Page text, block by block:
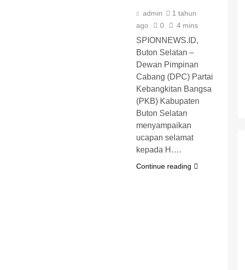
admin
1 tahun
ago
0 4 mins
SPIONNEWS.ID,
Buton Selatan –
Dewan Pimpinan
Cabang (DPC) Partai
Kebangkitan Bangsa
(PKB) Kabupaten
Buton Selatan
menyampaikan
ucapan selamat
kepada H….
Continue reading